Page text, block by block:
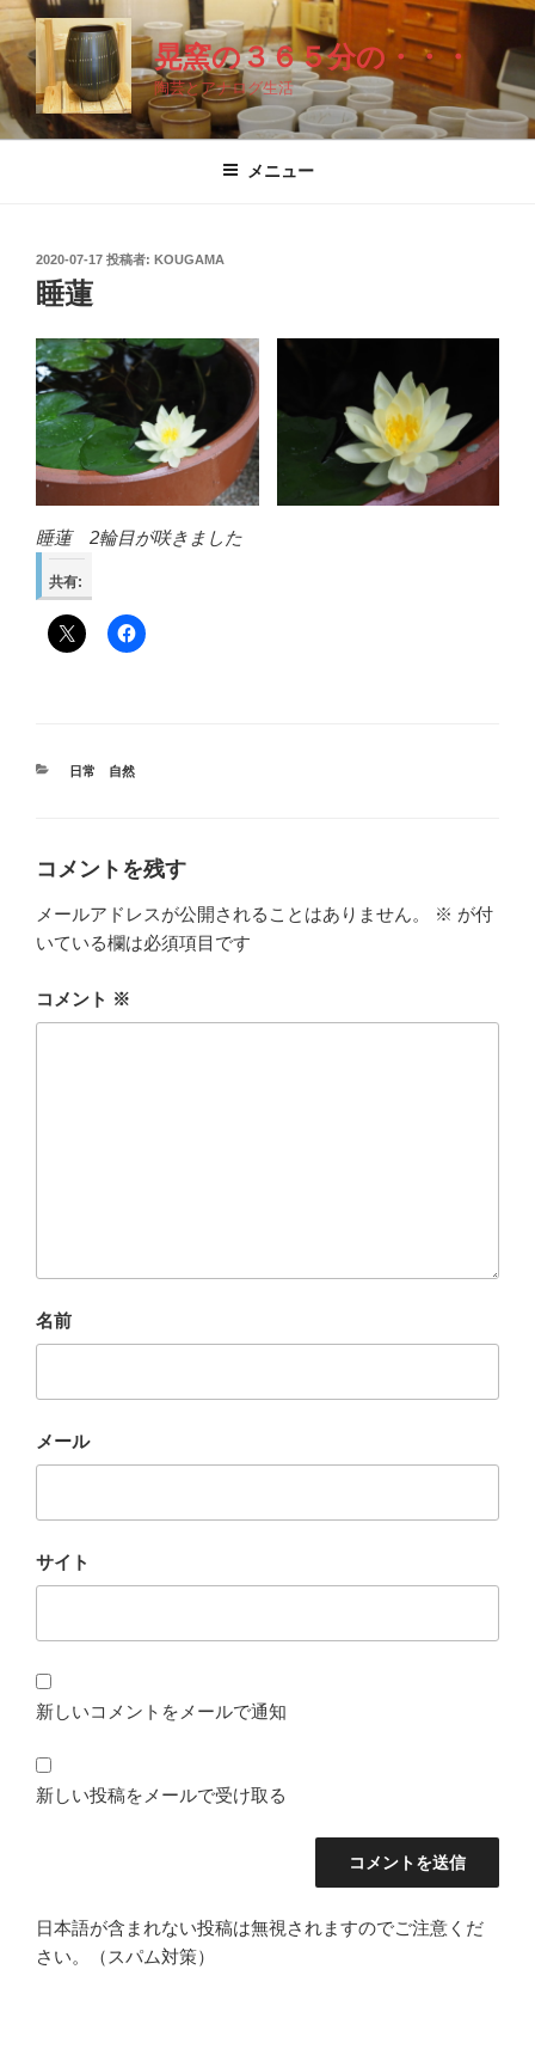
コ
ン
テ
ン
ツ
晃窯の３６５分の・・・
陶芸とアナログ生活
メニュー
投
稿
日:
2020-07-17 投稿者: KOUGAMA
睡蓮
睡蓮 2輪目が咲きました
共有:
カ
日常 自然
コメントを残す
メールアドレスが公開されることはありません。 ※ が付
いている欄は必須項目です
コメント ※
名前
メール
サイト
新しいコメントをメールで通知
新しい投稿をメールで受け取る
日本語が含まれない投稿は無視されますのでご注意くだ
さい。（スパム対策）